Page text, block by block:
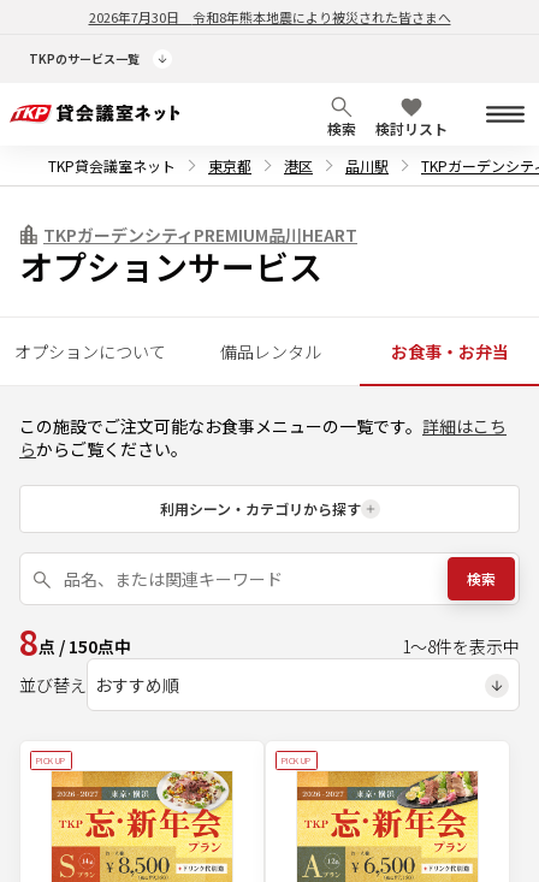
2026年7月30日 令和8年熊本地震により被災された皆さまへ
TKPのサービス一覧
検索
検討リスト
TKP貸会議室ネット
東京都 港区 品川駅 TKPガーデンシテ
TKPガーデンシティPREMIUM品川HEART
オプションサービス
オプションについて 備品レンタル お食事・お弁当
この施設でご注文可能なお食事メニューの一覧です。 詳細はこち
らからご覧ください。
利用シーン・カテゴリから探す
検索
8点 / 150点中 1～8件を表示中
並び替え
PICK UP PICK UP